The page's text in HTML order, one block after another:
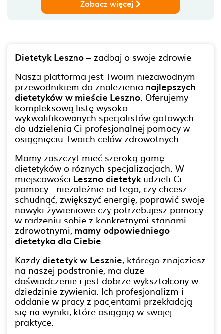
Zobacz więcej
Dietetyk Leszno– zadbaj o swoje zdrowie
Nasza platforma jest Twoim niezawodnym
przewodnikiem do znalezienia najlepszych
dietetyków w mieście Leszno. Oferujemy
kompleksową listę wysoko
wykwalifikowanych specjalistów gotowych
do udzielenia Ci profesjonalnej pomocy w
osiągnięciu Twoich celów zdrowotnych.
Mamy zaszczyt mieć szeroką gamę
dietetyków o różnych specjalizacjach. W
miejscowości Leszno dietetykudzieli Ci
pomocy - niezależnie od tego, czy chcesz
schudnąć, zwiększyć energię, poprawić swoje
nawyki żywieniowe czy potrzebujesz pomocy
w radzeniu sobie z konkretnymi stanami
zdrowotnymi, mamy odpowiedniego
dietetyka dla Ciebie.
Każdy dietetyk w Lesznie, którego znajdziesz
na naszej podstronie, ma duże
doświadczenie i jest dobrze wykształcony w
dziedzinie żywienia. Ich profesjonalizm i
oddanie w pracy z pacjentami przekładają
się na wyniki, które osiągają w swojej
praktyce.